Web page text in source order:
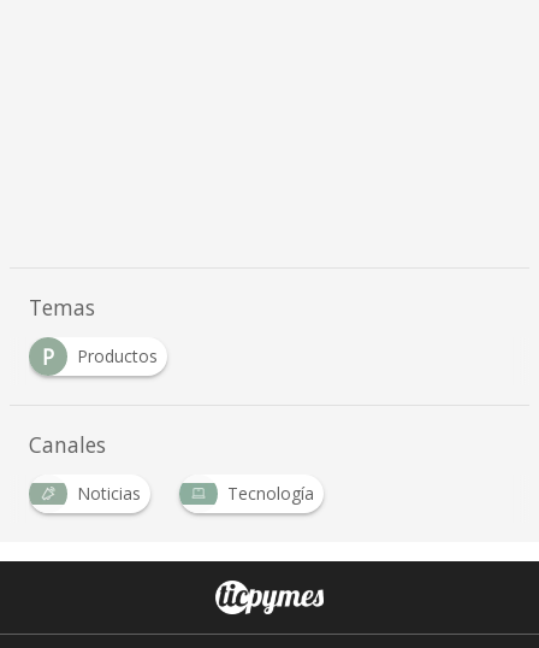
Temas
P
Productos
Canales
Noticias Tecnología